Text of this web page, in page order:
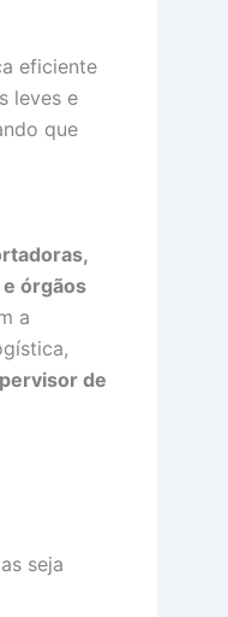
eficiente
leves e
que
órgãos
a
de
seja